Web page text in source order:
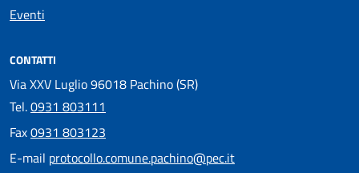
Eventi
CONTATTI
Via XXV Luglio 96018 Pachino (SR)
Tel.0931 803111
Fax0931 803123
E-mail protocollo.comune.pachino@pec.it